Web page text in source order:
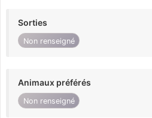
Sorties
Non renseigné
Animaux préférés
Non renseigné